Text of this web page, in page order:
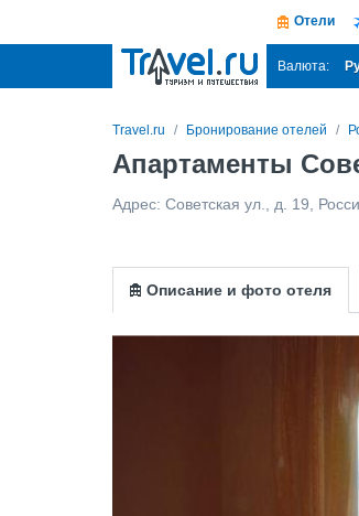
Отели
Валюта:
Travel.ru Бронирование отелей
Апартаменты
Адрес: Советская ул., д. 19
Описание и фото отеля